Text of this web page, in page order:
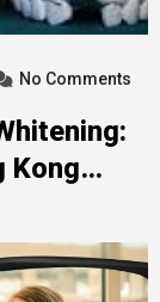
No Comments
Kong